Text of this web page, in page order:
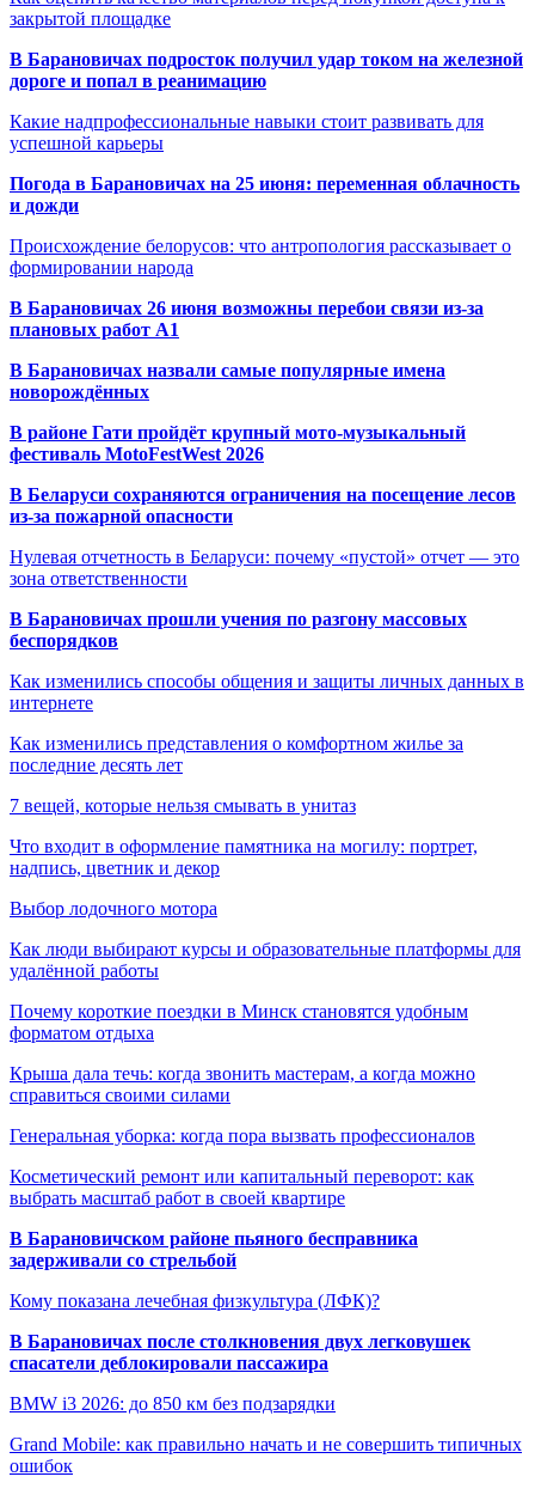
закрытой площадке
В Барановичах подросток получил удар током на железной
дороге и попал в реанимацию
Какие надпрофессиональные навыки стоит развивать для
успешной карьеры
Погода в Барановичах на 25 июня: переменная облачность
и дожди
Происхождение белорусов: что антропология рассказывает о
формировании народа
В Барановичах 26 июня возможны перебои связи из-за
плановых работ A1
В Барановичах назвали самые популярные имена
новорождённых
В районе Гати пройдёт крупный мото-музыкальный
фестиваль MotoFestWest 2026
В Беларуси сохраняются ограничения на посещение лесов
из-за пожарной опасности
Нулевая отчетность в Беларуси: почему «пустой» отчет — это
зона ответственности
В Барановичах прошли учения по разгону массовых
беспорядков
Как изменились способы общения и защиты личных данных в
интернете
Как изменились представления о комфортном жилье за
последние десять лет
7 вещей, которые нельзя смывать в унитаз
Что входит в оформление памятника на могилу: портрет,
надпись, цветник и декор
Выбор лодочного мотора
Как люди выбирают курсы и образовательные платформы для
удалённой работы
Почему короткие поездки в Минск становятся удобным
форматом отдыха
Крыша дала течь: когда звонить мастерам, а когда можно
справиться своими силами
Генеральная уборка: когда пора вызвать профессионалов
Косметический ремонт или капитальный переворот: как
выбрать масштаб работ в своей квартире
В Барановичском районе пьяного бесправника
задерживали со стрельбой
Кому показана лечебная физкультура (ЛФК)?
В Барановичах после столкновения двух легковушек
спасатели деблокировали пассажира
BMW i3 2026: до 850 км без подзарядки
Grand Mobile: как правильно начать и не совершить типичных
ошибок